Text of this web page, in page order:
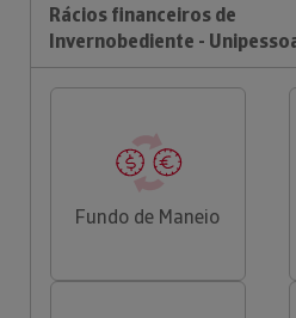
Rácios financeiros de
Invernobediente -
Fundo de Maneio